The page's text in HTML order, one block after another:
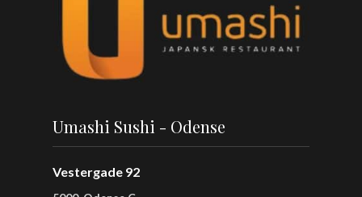
Umashi Sushi - Odense
Vestergade 92